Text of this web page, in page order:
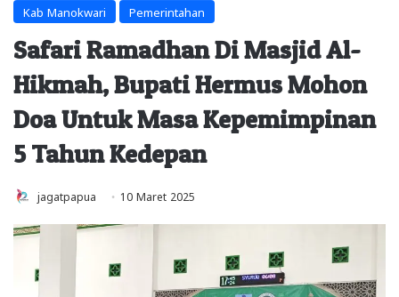
Kab Manokwari Pemerintahan
Safari Ramadhan Di Masjid Al-
Hikmah, Bupati Hermus Mohon
Doa Untuk Masa Kepemimpinan
5 Tahun Kedepan
jagatpapua 10 Maret 2025